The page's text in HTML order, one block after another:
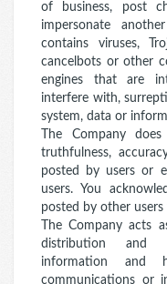
of business, post
impersonate
contains viruses,
cancelbots or other
engines that are
interfere with,
system, data or
The Company
truthfulness,
posted by users or
users. You
posted by other
The Company acts
distribution and
information and
communications or